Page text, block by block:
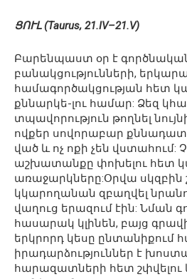
ՑՈՒԼ (Taurus, 21.IV–21.V)
Բարենպաստ օր է
բանակցությունների,
համագործակցության հետ
քննարկե-լու համար: Ձեզ
տպավորություն թողնել
ովքեր սովորաբար
ված և ոչ ոքի չեն վստահում:
աշխատանքը փոխելու հետ
առաջարկները:Օրվա սկզբին
կկարողանան զբաղվել
վաղուց երազում էին: Նման
հասարակ կլինեն, բայց
երկրորդ կեսը ընտանիքում
իրադարձություններ է
հարազատների հետ